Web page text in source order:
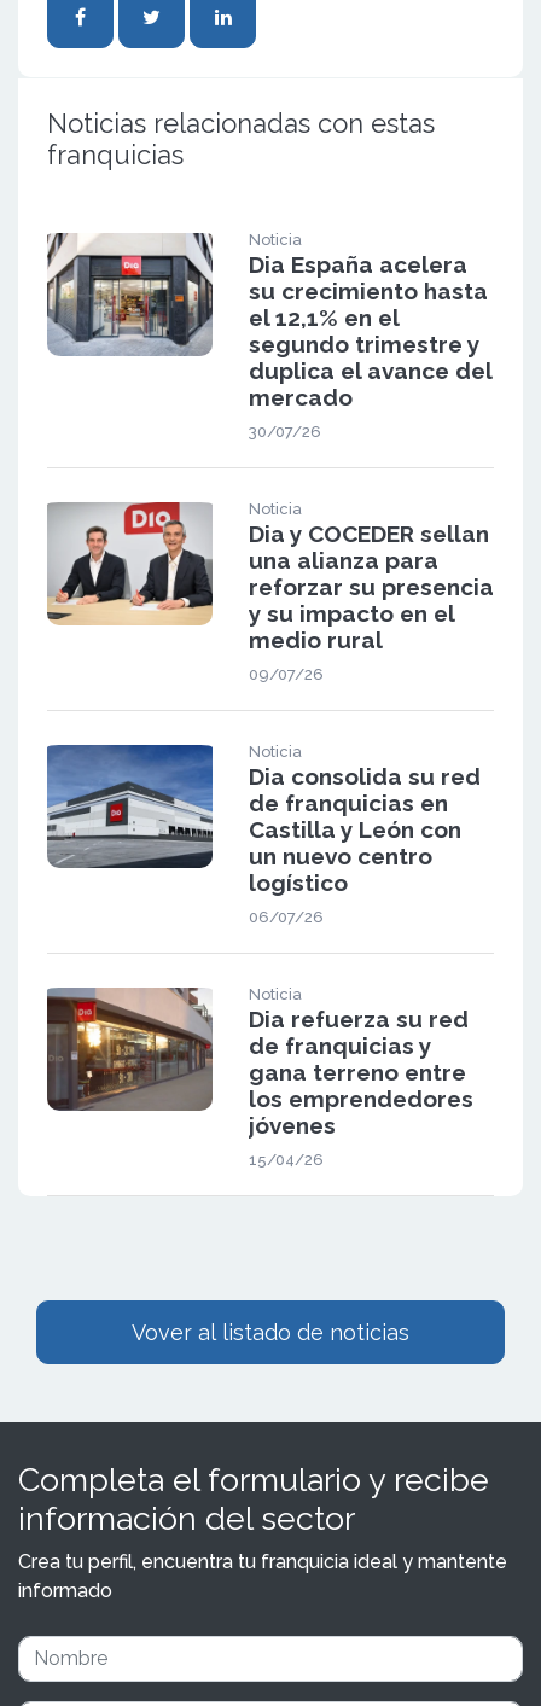
Noticias relacionadas con estas
franquicias
Noticia
Dia España acelera
su crecimiento hasta
el 12,1% en el
segundo trimestre y
duplica el avance del
mercado
30/07/26
Noticia
Dia y COCEDER sellan
una alianza para
reforzar su presencia
y su impacto en el
medio rural
09/07/26
Noticia
Dia consolida su red
de franquicias en
Castilla y León con
un nuevo centro
logístico
06/07/26
Noticia
Dia refuerza su red
de franquicias y
gana terreno entre
los emprendedores
jóvenes
15/04/26
Vover al listado de noticias
Completa el formulario y recibe
información del sector
Crea tu perfil, encuentra tu franquicia ideal y mantente
informado